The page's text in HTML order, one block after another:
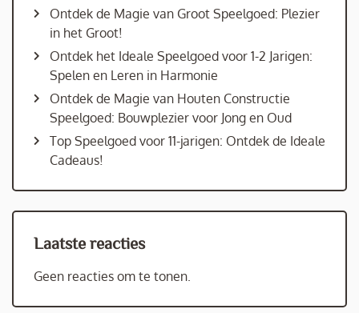
Ontdek de Magie van Groot Speelgoed: Plezier
in het Groot!
Ontdek het Ideale Speelgoed voor 1-2 Jarigen:
Spelen en Leren in Harmonie
Ontdek de Magie van Houten Constructie
Speelgoed: Bouwplezier voor Jong en Oud
Top Speelgoed voor 11-jarigen: Ontdek de Ideale
Cadeaus!
Laatste reacties
Geen reacties om te tonen.